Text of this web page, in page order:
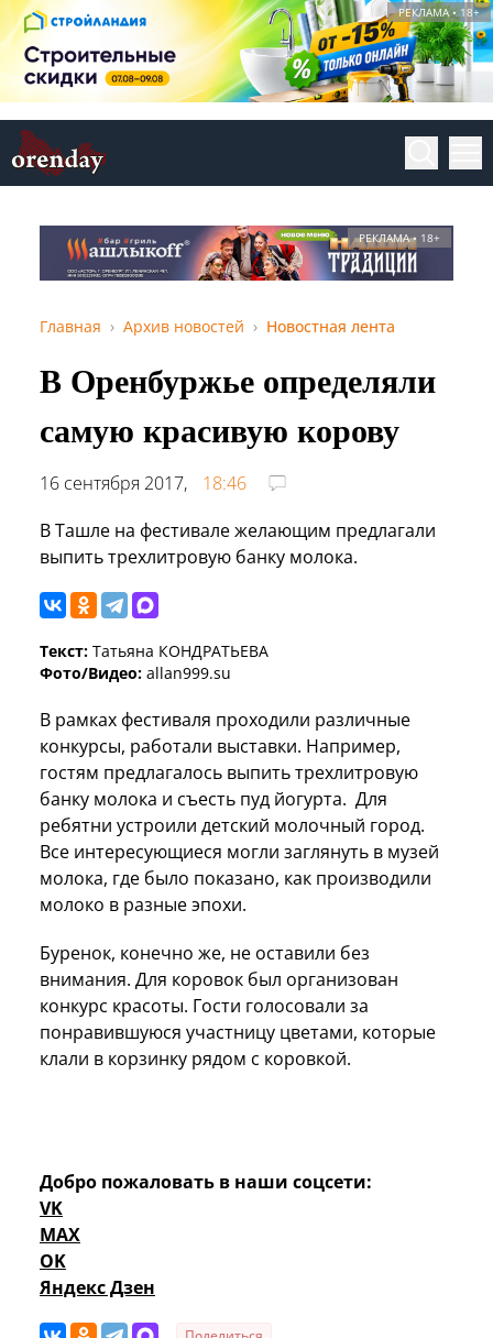
РЕКЛАМА • 18+
РЕКЛАМА • 18+
Главная Архив новостей Новостная лента
В Оренбуржье определяли
самую красивую корову
16 сентября 2017,
18:46
В Ташле на фестивале желающим предлагали
выпить трехлитровую банку молока.
Текст: Татьяна КОНДРАТЬЕВА
Фото/Видео: allan999.su
В рамках фестиваля проходили различные
конкурсы, работали выставки. Например,
гостям предлагалось выпить трехлитровую
банку молока и съесть пуд йогурта. Для
ребятни устроили детский молочный город.
Все интересующиеся могли заглянуть в музей
молока, где было показано, как производили
молоко в разные эпохи.
Буренок, конечно же, не оставили без
внимания. Для коровок был организован
конкурс красоты. Гости голосовали за
понравившуюся участницу цветами, которые
клали в корзинку рядом с коровкой.
Добро пожаловать в наши соцсети:
VK
MAX
OK
Яндекс Дзен